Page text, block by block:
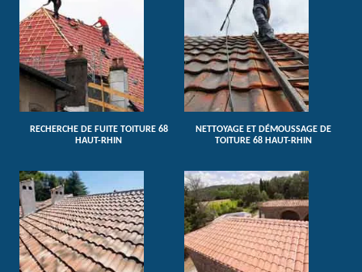
RECHERCHE DE FUITE TOITURE 68
HAUT-RHIN
NETTOYAGE ET DÉMOUSSAGE DE
TOITURE 68 HAUT-RHIN